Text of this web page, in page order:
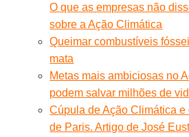
O que as empresas não
sobre a Ação Climática
Queimar combustíveis
mata
Metas mais ambiciosas no
podem salvar milhões de
Cúpula de Ação Climática e
de Paris. Artigo de José